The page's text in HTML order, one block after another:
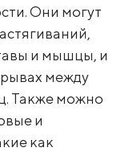
Они могут
и мышцы, и
между
Также можно
и
как